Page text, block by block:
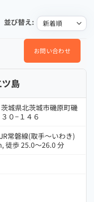
並び替え:
お問い合わせ
島
城県北茨城市磯原町磯
０−１４６
常磐線(取手～いわき)
徒歩 25.0～26.0 分